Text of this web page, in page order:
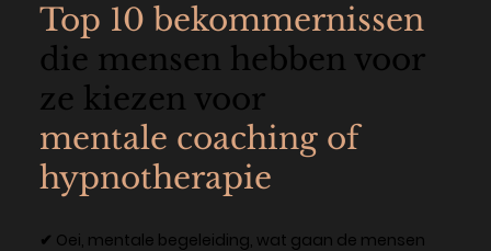
Top 10 bekommernissen
die mensen hebben voor
ze kiezen voor
mentale coaching of
hypnotherapie
✔ Oei, mentale begeleiding, wat gaan de mensen